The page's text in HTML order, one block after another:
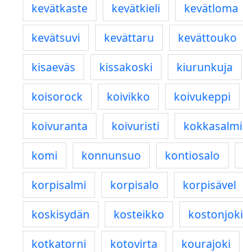
kevätkaste
kevätkieli kevätloma
kevätsuvi
kevättaru kevättouko
kisaeväs
kissakoski kiurunkuja
koisorock
koivikko koivukeppi
koivuranta
koivuristi kokkasalmi
komi
konnunsuo kontiosalo
korpisalmi
korpisalo korpisävel
koskisydän
kosteikko kostonjoki
kotkatorni
kotovirta kourajoki